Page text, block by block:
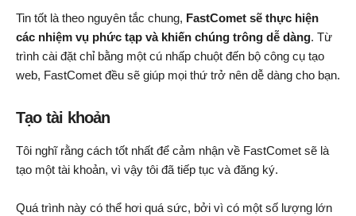
Tin tốt là theo nguyên tắc chung, FastComet sẽ thực hiện
các nhiệm vụ phức tạp và khiến chúng trông dễ dàng. Từ
trình cài đặt chỉ bằng một cú nhấp chuột đến bộ công cụ tạo
web, FastComet đều sẽ giúp mọi thứ trở nên dễ dàng cho bạn.
Tạo tài khoản
Tôi nghĩ rằng cách tốt nhất để cảm nhận về FastComet sẽ là
tạo một tài khoản, vì vậy tôi đã tiếp tục và đăng ký.
Quá trình này có thể hơi quá sức, bởi vì có một số lượng lớn